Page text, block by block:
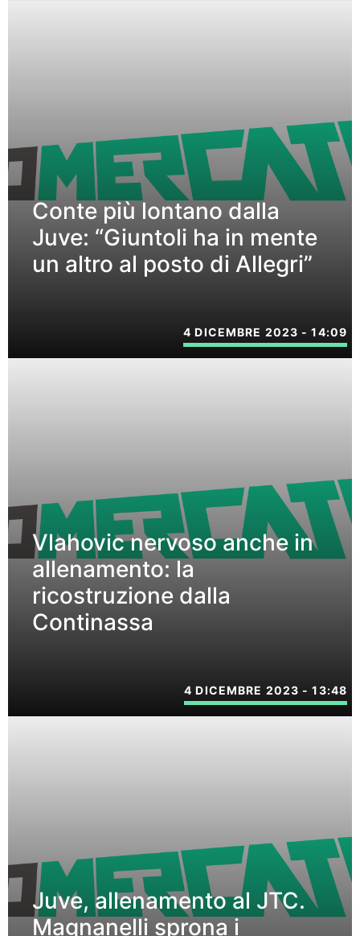
Conte più lontano dalla
Juve: “Giuntoli ha in mente
un altro al posto di Allegri”
4 DICEMBRE 2023 - 14:09
Vlahovic nervoso anche in
allenamento: la
ricostruzione dalla
Continassa
4 DICEMBRE 2023 - 13:48
Juve, allenamento al JTC.
Magnanelli sprona i